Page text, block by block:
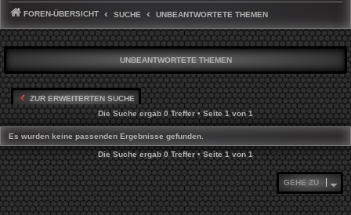
FOREN-ÜBERSICHT SUCHE UNBEANTWORTETE THEMEN
UNBEANTWORTETE THEMEN
ZUR ERWEITERTEN SUCHE
Die Suche ergab 0 Treffer • Seite1von1
Es wurden keine passenden Ergebnisse gefunden.
Die Suche ergab 0 Treffer • Seite1von1
GEHE ZU